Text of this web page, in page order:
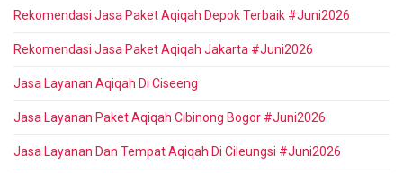
Rekomendasi Jasa Paket Aqiqah Depok Terbaik #Juni2026
Rekomendasi Jasa Paket Aqiqah Jakarta #Juni2026
Jasa Layanan Aqiqah Di Ciseeng
Jasa Layanan Paket Aqiqah Cibinong Bogor #Juni2026
Jasa Layanan Dan Tempat Aqiqah Di Cileungsi #Juni2026